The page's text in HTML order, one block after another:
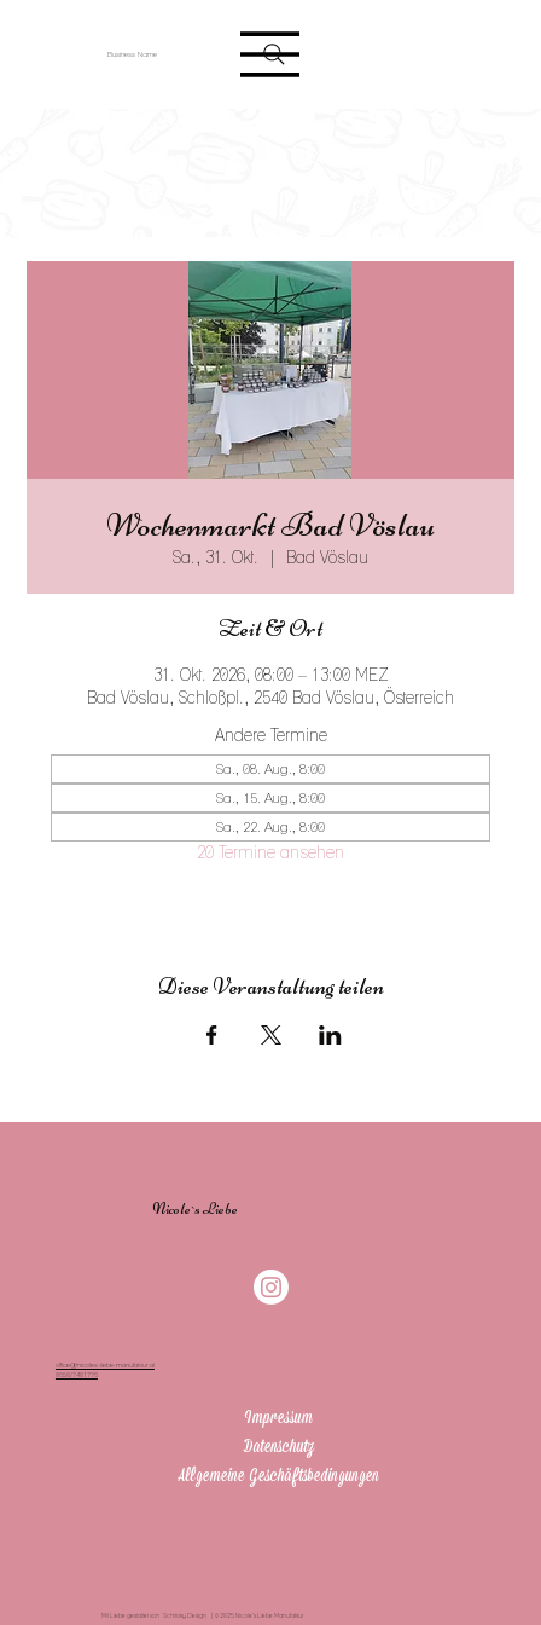
Business Name
Wochenmarkt Bad Vöslau
Sa., 31. Okt. Bad Vöslau
Zeit & Ort
31. Okt. 2026, 08:00 – 13:00 MEZ
Bad Vöslau, Schloßpl., 2540 Bad Vöslau, Österreich
Andere Termine
Sa., 08. Aug., 8:00
Sa., 15. Aug., 8:00
Sa., 22. Aug., 8:00
20 Termine ansehen
Diese Veranstaltung teilen
Nicole`s Liebe
office@nicoles-liebe-manufaktur.at
0650/7401776
Impressum
Datenschutz
Allgemeine Geschäftsbedingungen
Mit Liebe gestaltet von Schiroky.Design | © 2025 Nicole’s Liebe Manufaktur